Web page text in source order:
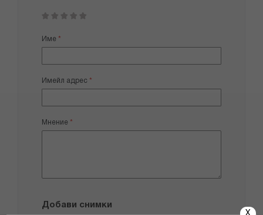
X
star
stars
stars
stars
stars
Име
Имейл адрес
Мнение
Добави снимки